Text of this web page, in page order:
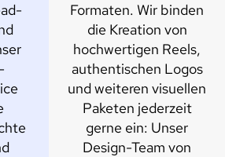
Formaten. Wir binden
die Kreation von
hochwertigen Reels,
authentischen Logos
und weiteren visuellen
Paketen jederzeit
gerne ein: Unser
Design-Team von